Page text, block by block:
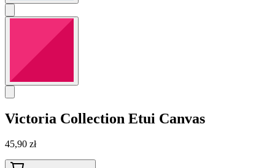
Victoria Collection Etui Canvas
45,90 zł